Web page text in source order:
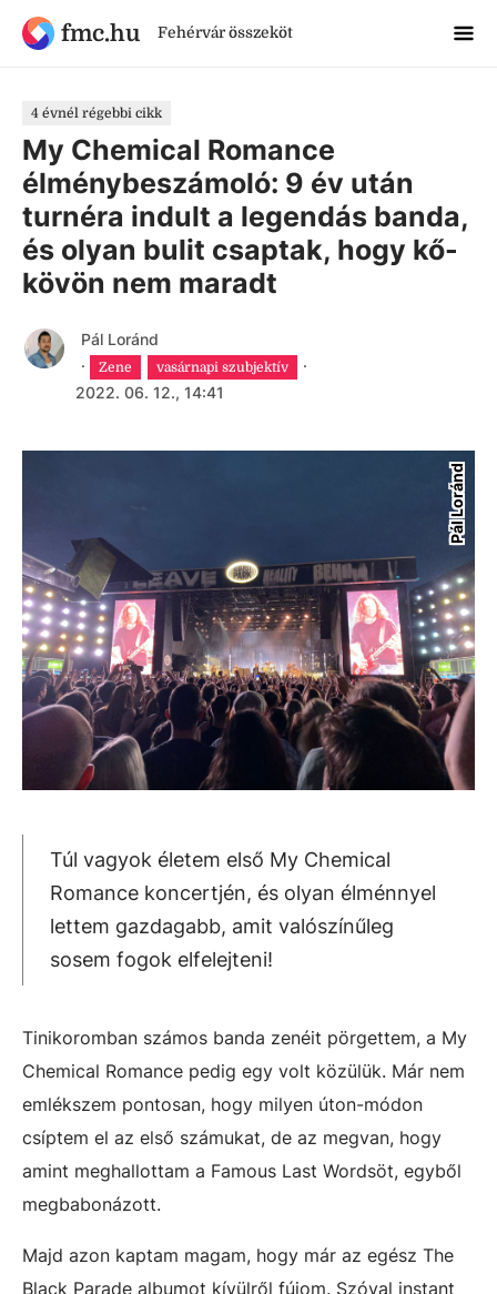
fmc.hu Fehérvár összeköt
4 évnél régebbi cikk
My Chemical Romance
élménybeszámoló: 9 év után
turnéra indult a legendás banda,
és olyan bulit csaptak, hogy kő-
kövön nem maradt
Pál Loránd
·
Zene vasárnapi szubjektív
·
2022. 06. 12., 14:41
Pál Loránd
Túl vagyok életem első My Chemical
Romance koncertjén, és olyan élménnyel
lettem gazdagabb, amit valószínűleg
sosem fogok elfelejteni!
Tinikoromban számos banda zenéit pörgettem, a My
Chemical Romance pedig egy volt közülük. Már nem
emlékszem pontosan, hogy milyen úton-módon
csíptem el az első számukat, de az megvan, hogy
amint meghallottam a Famous Last Wordsöt, egyből
megbabonázott.
Majd azon kaptam magam, hogy már az egész The
Black Parade albumot kívülről fújom. Szóval instant